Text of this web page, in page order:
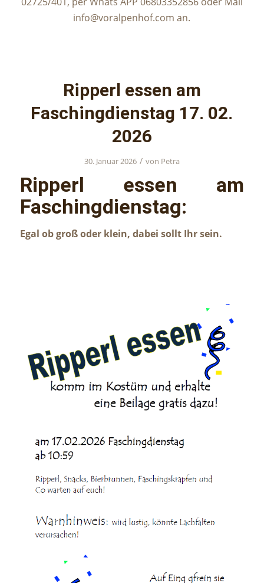
info@voralpenhof.com an.
Ripperl essen am
Faschingdienstag 17. 02.
2026
30. Januar 2026 / von Petra
Ripperl essen am
Faschingdienstag:
Egal ob groß oder klein, dabei sollt Ihr sein.